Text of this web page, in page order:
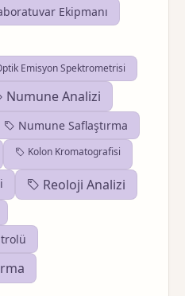
Ekipmanı
Emisyon Spektrometrisi
Numune Analizi
Numune Saflaştırma
Kolon Kromatografisi
Reoloji Analizi